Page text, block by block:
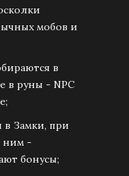
мобов и
в
в руны - NPC
в Замки, при
ним -
бонусы;